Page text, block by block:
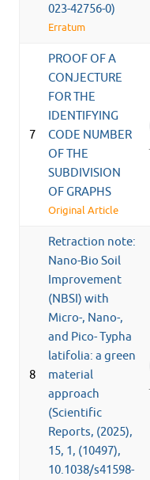
023-42756-0)
Erratum
7
PROOF OF A
CONJECTURE
FOR THE
IDENTIFYING
CODE NUMBER
OF THE
SUBDIVISION
OF GRAPHS
Original Article
8
Retraction note:
Nano-Bio Soil
Improvement
(NBSI) with
Micro-, Nano-,
and Pico- Typha
latifolia: a green
material
approach
(Scientific
Reports, (2025),
15, 1, (10497),
10.1038/s41598-